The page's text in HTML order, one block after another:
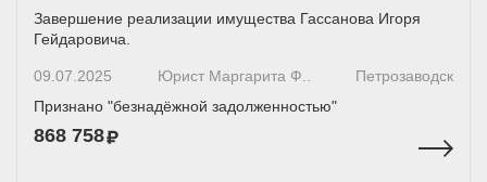
Завершение реализации имущества Гассанова Игоря
Гейдаровича.
09.07.2025 Юрист Маргарита Ф..
Петрозаводск
Признано "безнадёжной задолженностью"
868 758